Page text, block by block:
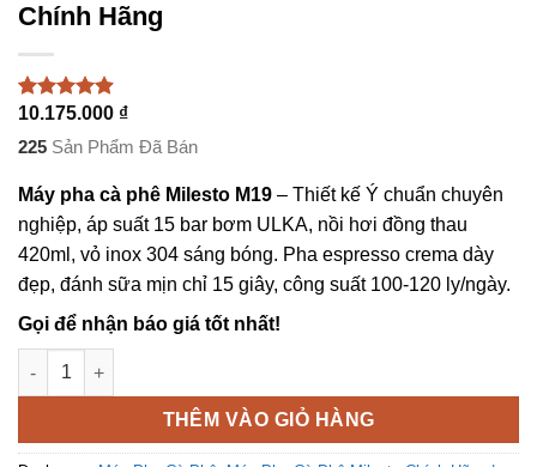
Chính Hãng
4.88trên 5
65
đánh giá
10.175.000 ₫
225 Sản Phẩm Đã Bán
Máy pha cà phê Milesto M19 – Thiết kế Ý chuẩn chuyên
nghiệp, áp suất 15 bar bơm ULKA, nồi hơi đồng thau
420ml, vỏ inox 304 sáng bóng. Pha espresso crema dày
đẹp, đánh sữa mịn chỉ 15 giây, công suất 100-120 ly/ngày.
Gọi để nhận báo giá tốt nhất!
Máy pha cà phê Milesto M19 1 Group Chính Hãng số lượng
THÊM VÀO GIỎ HÀNG